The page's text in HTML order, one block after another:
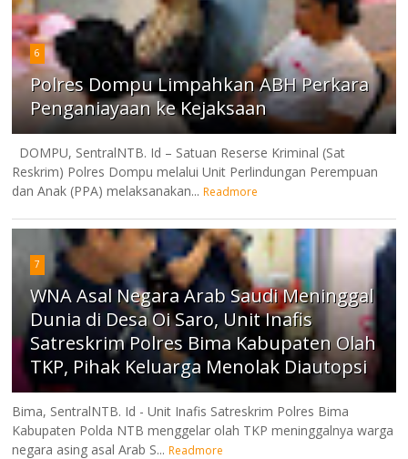
6
Polres Dompu Limpahkan ABH Perkara
Penganiayaan ke Kejaksaan
DOMPU, SentralNTB. Id – Satuan Reserse Kriminal (Sat
Reskrim) Polres Dompu melalui Unit Perlindungan Perempuan
dan Anak (PPA) melaksanakan... Readmore
7
WNA Asal Negara Arab Saudi Meninggal
Dunia di Desa Oi Saro, Unit Inafis
Satreskrim Polres Bima Kabupaten Olah
TKP, Pihak Keluarga Menolak Diautopsi
Bima, SentralNTB. Id - Unit Inafis Satreskrim Polres Bima
Kabupaten Polda NTB menggelar olah TKP meninggalnya warga
negara asing asal Arab S... Readmore